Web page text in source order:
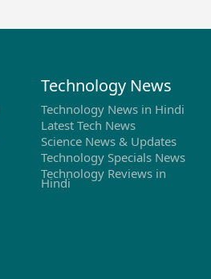
Technology News
Technology News in Hindi
Latest Tech News
Science News & Updates
Technology Specials News
Technology Reviews in
Hindi